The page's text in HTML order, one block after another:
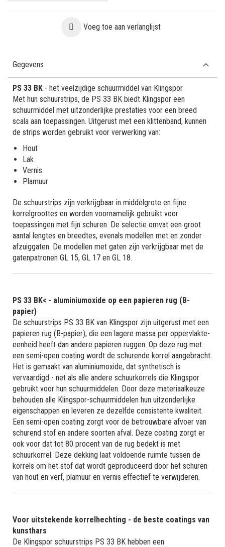
Voeg toe aan verlanglijst
Gegevens
PS 33 BK - het veelzijdige schuurmiddel van Klingspor
Met hun schuurstrips, de PS 33 BK biedt Klingspor een
schuurmiddel met uitzonderlijke prestaties voor een breed
scala aan toepassingen. Uitgerust met een klittenband, kunnen
de strips worden gebruikt voor verwerking van:
Hout
Lak
Vernis
Plamuur
De schuurstrips zijn verkrijgbaar in middelgrote en fijne
korrelgroottes en worden voornamelijk gebruikt voor
toepassingen met fijn schuren. De selectie omvat een groot
aantal lengtes en breedtes, evenals modellen met en zonder
afzuiggaten. De modellen met gaten zijn verkrijgbaar met de
gatenpatronen GL 15, GL 17 en GL 18.
PS 33 BK< - aluminiumoxide op een papieren rug (B-
papier)
De schuurstrips PS 33 BK van Klingspor zijn uitgerust met een
papieren rug (B-papier), die een lagere massa per oppervlakte-
eenheid heeft dan andere papieren ruggen. Op deze rug met
een semi-open coating wordt de schurende korrel aangebracht.
Het is gemaakt van aluminiumoxide, dat synthetisch is
vervaardigd - net als alle andere schuurkorrels die Klingspor
gebruikt voor hun schuurmiddelen. Door deze materiaalkeuze
behouden alle Klingspor-schuurmiddelen hun uitzonderlijke
eigenschappen en leveren ze dezelfde consistente kwaliteit.
Een semi-open coating zorgt voor de betrouwbare afvoer van
schurend stof en andere soorten afval. Deze coating zorgt er
ook voor dat tot 80 procent van de rug bedekt is met
schuurkorrel. Deze dekking laat voldoende ruimte tussen de
korrels om het stof dat wordt geproduceerd door het schuren
van hout en verf, plamuur en vernis effectief te verwijderen.
Voor uitstekende korrelhechting - de beste coatings van
kunsthars
De Klingspor schuurstrips PS 33 BK hebben een